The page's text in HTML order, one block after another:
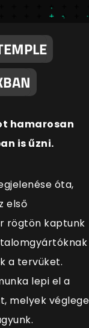
hamarosan
is űzni.
óta,
első
rögtön kaptunk
a tervüket.
lepi el a
melyek